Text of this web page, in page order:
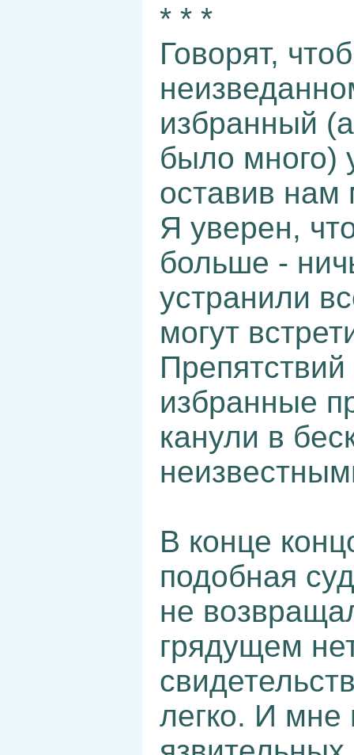
* * *
Говорят,
избранный
было много)
оставив нам
Я уверен,
больше -
устранили
могут
избранные
канули в
В конце
подобная
не
грядущем
легко. И мне